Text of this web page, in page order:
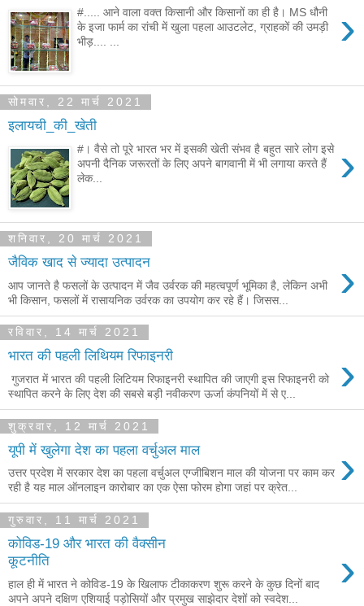
›
#..... आने वाला वक्त किसानी और किसानों का ही है। MS धौनी
के इजा फार्म का रांची में खुला पहला आउटलेट, ग्राहकों की उमड़ी
भीड़.... ...
सोमवार, 22 मार्च 2021
इलायची_की_खेती
›
#। वैसे तो पूरे भारत भर में इसकी खेती संभव है बहुत सारे लोग इसे
अपनी दैनिक जरूरतों के लिए अपने बागवानी में भी लगाया करते हैं
लेक...
शनिवार, 20 मार्च 2021
जैविक खाद से ज्यादा उत्पादन ›
आप जानते है फसलों के उत्पादन में जैव उर्वरक की महत्वपूर्ण भूमिका है, लेकिन अभी
भी किसान, फसलों में रासायनिक उर्वरक का उपयोग कर रहे हैं। जिसस...
रविवार, 14 मार्च 2021
भारत की पहली लिथियम रिफाइनरी ›
गुजरात में भारत की पहली लिटियम रिफाइनरी स्थापित की जाएगी इस रिफाइनरी को
स्थापित करने के लिए देश की सबसे बड़ी नवीकरण ऊर्जा कंपनियों में से ए...
शुक्रवार, 12 मार्च 2021
यूपी में खुलेगा देश का पहला वर्चुअल माल ›
उत्तर प्रदेश में सरकार देश का पहला वर्चुअल एग्जीबिशन माल की योजना पर काम कर
रही है यह माल ऑनलाइन कारोबार का एक ऐसा फोरम होगा जहां पर क्रेत...
गुरुवार, 11 मार्च 2021
कोविड-19 और भारत की वैक्सीन
कूटनीति
›
हाल ही में भारत ने कोविड-19 के खिलाफ टीकाकरण शुरू करने के कुछ दिनों बाद
अपने अपने दक्षिण एशियाई पड़ोसियों और प्रमुख साझेदार देशों को स्वदेश...